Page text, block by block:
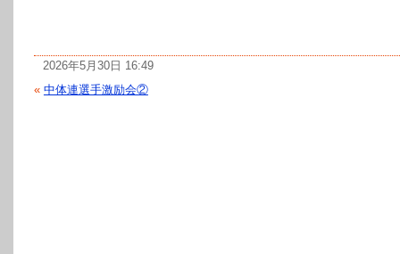
2026年5月30日 16:49
« 中体連選手激励会②